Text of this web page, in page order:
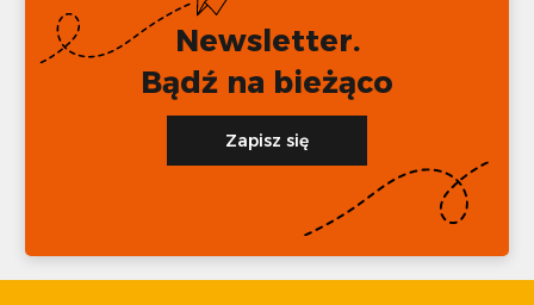
Newsletter.
Bądź na bieżąco
Zapisz się